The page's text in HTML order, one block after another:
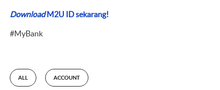
DownloadM2U ID sekarang!
#MyBank
ALL ACCOUNT